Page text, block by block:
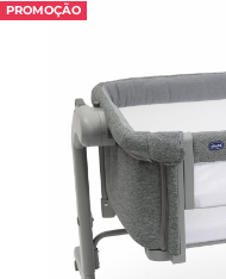
PROMOÇÃO